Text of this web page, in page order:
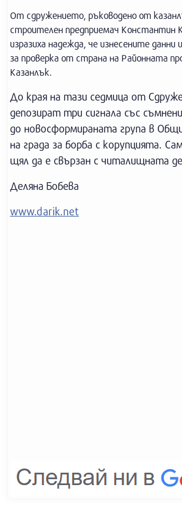
От сдружението, ръководено от
строителен предприемач Константин
изразиха надежда, че изнесените
за проверка от страна на Районната
Казанлък.
До края на тази седмица от
депозират три сигнала със
до новосформираната група в
на града за борба с корупцията.
щял да е свързан с читалищната
Деляна Бобева
www.darik.net